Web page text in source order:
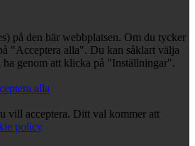
på den här webbplatsen. Om du tycker
"Acceptera alla". Du kan såklart välja
genom att klicka på "Inställningar".
alla
vill acceptera. Ditt val kommer att
policy